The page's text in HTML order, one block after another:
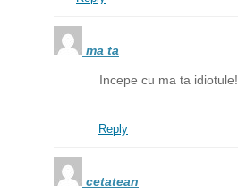
ma ta
Incepe cu ma ta idiotule!
Reply
cetatean